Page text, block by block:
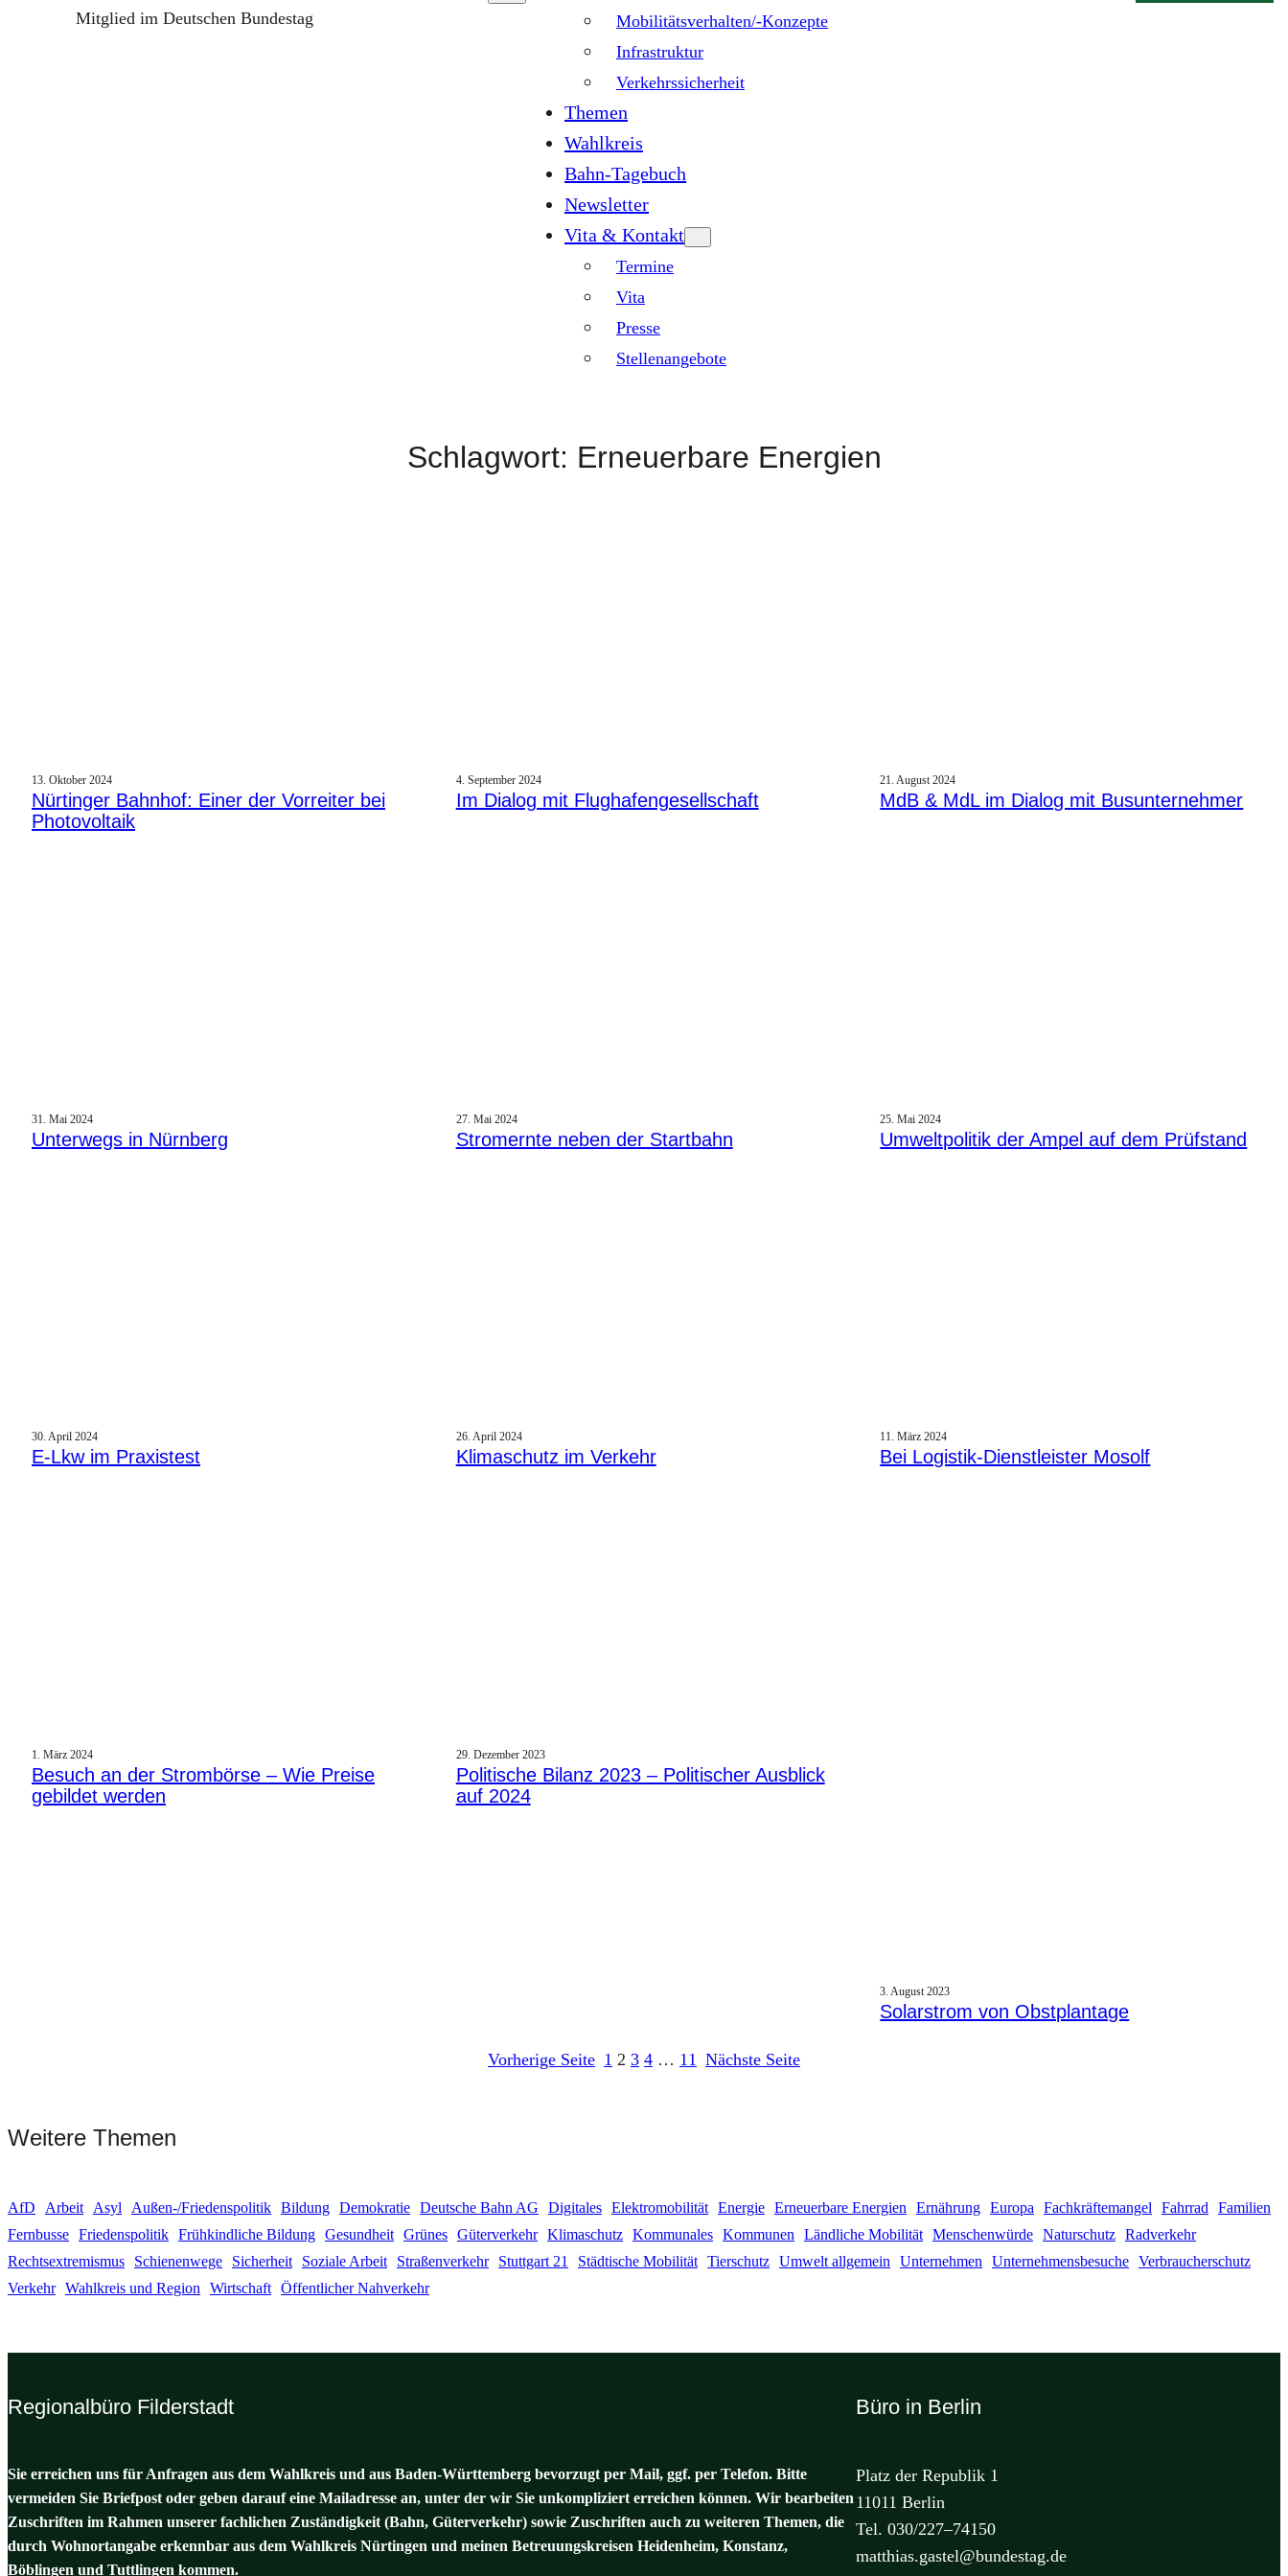
Mitglied im Deutschen Bundestag
Mobilitätsverhalten/-Konzepte
Infrastruktur
Verkehrssicherheit
Themen
Wahlkreis
Bahn-Tagebuch
Newsletter
Vita & Kontakt
Termine
Vita
Presse
Stellenangebote
Schlagwort: Erneuerbare Energien
13. Oktober 2024
Nürtinger Bahnhof: Einer der Vorreiter bei
Photovoltaik
4. September 2024
Im Dialog mit Flughafengesellschaft
21. August 2024
MdB & MdL im Dialog mit Busunternehmer
31. Mai 2024
Unterwegs in Nürnberg
27. Mai 2024
Stromernte neben der Startbahn
25. Mai 2024
Umweltpolitik der Ampel auf dem Prüfstand
30. April 2024
E‑Lkw im Praxistest
26. April 2024
Klimaschutz im Verkehr
11. März 2024
Bei Logistik-Dienstleister Mosolf
1. März 2024
Besuch an der Strombörse – Wie Preise
gebildet werden
29. Dezember 2023
Politische Bilanz 2023 – Politischer Ausblick
auf 2024
3. August 2023
Solarstrom von Obstplantage
Vorherige Seite 1 2 3 4 … 11 Nächste Seite
Weitere Themen
AfD Arbeit Asyl Außen-/Friedenspolitik Bildung Demokratie Deutsche Bahn AG Digitales Elektromobilität Energie Erneuerbare Energien Ernährung Europa Fachkräftemangel Fahrrad
Familien
Fernbusse Friedenspolitik Frühkindliche Bildung Gesundheit Grünes Güterverkehr Klimaschutz Kommunales Kommunen Ländliche Mobilität Menschenwürde Naturschutz Radverkehr
Rechtsextremismus
Schienenwege Sicherheit Soziale Arbeit Straßenverkehr Stuttgart 21 Städtische Mobilität Tierschutz Umwelt allgemein Unternehmen Unternehmensbesuche Verbraucherschutz
Verkehr Wahlkreis und Region Wirtschaft Öffentlicher Nahverkehr
Regionalbüro Filderstadt
Sie erreichen uns für Anfragen aus dem Wahlkreis und aus Baden-Württemberg bevorzugt per Mail, ggf. per Telefon. Bitte
vermeiden Sie Briefpost oder geben darauf eine Mailadresse an, unter der wir Sie unkompliziert erreichen können. Wir bearbeiten
Zuschriften im Rahmen unserer fachlichen Zuständigkeit (Bahn, Güterverkehr) sowie Zuschriften auch zu weiteren Themen, die
durch Wohnortangabe erkennbar aus dem Wahlkreis Nürtingen und meinen Betreuungskreisen Heidenheim, Konstanz,
Böblingen und Tuttlingen kommen.
Büro in Berlin
Platz der Republik 1
11011 Berlin
Tel. 030/227–74150
matthias.gastel@bundestag.de